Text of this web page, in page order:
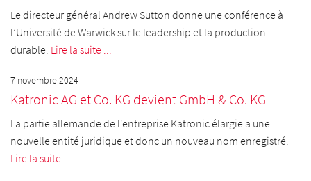
Le directeur général Andrew Sutton donne une conférence à
l’Université de Warwick sur le leadership et la production
durable. Lire la suite ...
7 novembre 2024
Katronic AG et Co. KG devient GmbH & Co. KG
La partie allemande de l'entreprise Katronic élargie a une
nouvelle entité juridique et donc un nouveau nom enregistré.
Lire la suite ...